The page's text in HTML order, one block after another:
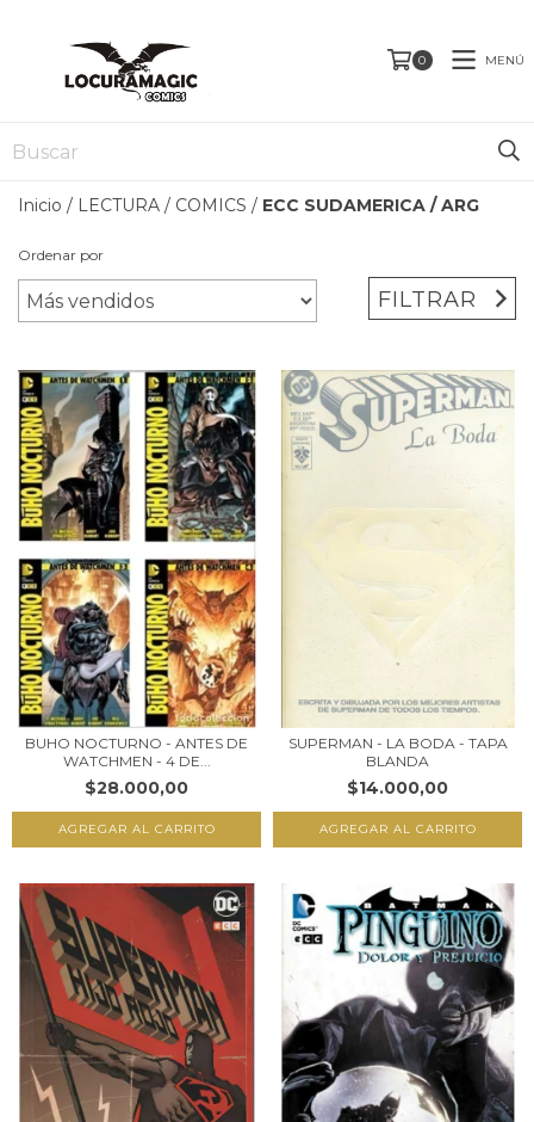
0 MENÚ
Inicio / LECTURA / COMICS / ECC SUDAMERICA / ARG
Ordenar por
FILTRAR
BUHO NOCTURNO - ANTES DE
WATCHMEN - 4 DE...
$28.000,00
SUPERMAN - LA BODA - TAPA
BLANDA
$14.000,00